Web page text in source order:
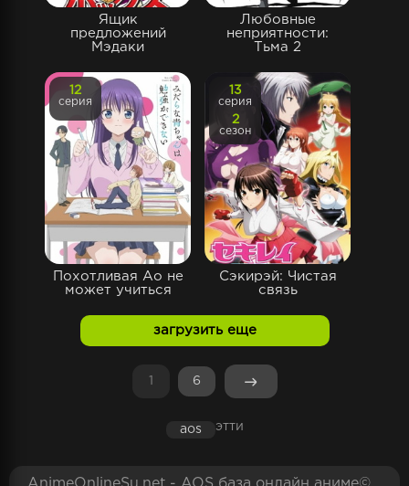
Ящик
предложений
Мэдаки
Любовные
неприятности:
Тьма 2
Похотливая Ао не
может учиться
12
серия
Сэкирэй: Чистая
связь
13
серия
2
сезон
загрузить еще
1 6
aos этти